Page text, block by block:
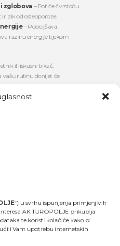
“) u svrhu ispunjenja primjenjivih
AK TUROPOLJE prikuplja
te koristi kolačiće kako bi
Vam upotrebu internetskih
zglobova – Potiče čvrstoću
rizik od osteoporoze.
– Poboljšava
razinu energije tijekom
ili iskusni trkač,
vašu rutinu donijet će
i um.